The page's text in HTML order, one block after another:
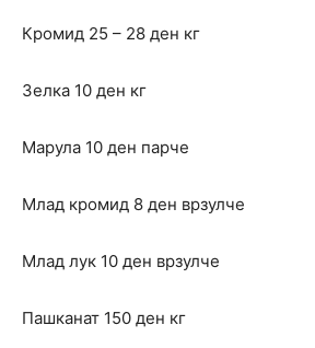
Кромид 25 – 28 ден кг
Зелка 10 ден кг
Марула 10 ден парче
Млад кромид 8 ден врзулче
Млад лук 10 ден врзулче
Пашканат 150 ден кг